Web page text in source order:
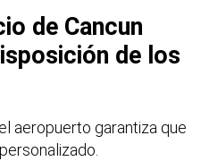
de Cancun
de los
aeropuerto garantiza que